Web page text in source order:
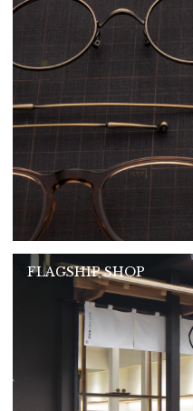
FLAGSHIP SHOP